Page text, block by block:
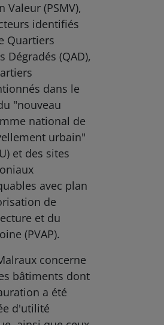
Valeur (PSMV),
identifiés
Quartiers
Dégradés (QAD),
dans le
"nouveau
national de
urbain"
et des sites
avec plan
de
et du
(PVAP).
concerne
bâtiments dont
a été
d'utilité